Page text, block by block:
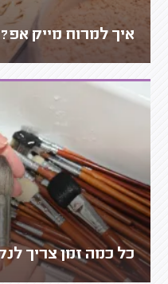
איך למרוח מייק אפ?
כל כמה זמן צריך